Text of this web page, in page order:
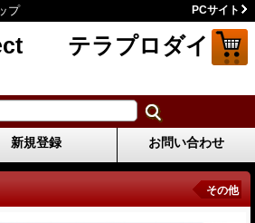
プ PCサイト
テラプロダイ
新規登録 お問い合わせ
その他